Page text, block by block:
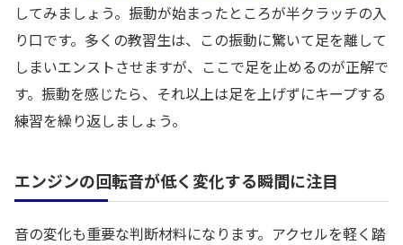
してみましょう。振動が始まったところが半クラッチの入
り口です。多くの教習生は、この振動に驚いて足を離して
しまいエンストさせますが、ここで足を止めるのが正解で
す。振動を感じたら、それ以上は足を上げずにキープする
練習を繰り返しましょう。
エンジンの回転音が低く変化する瞬間に注目
音の変化も重要な判断材料になります。アクセルを軽く踏